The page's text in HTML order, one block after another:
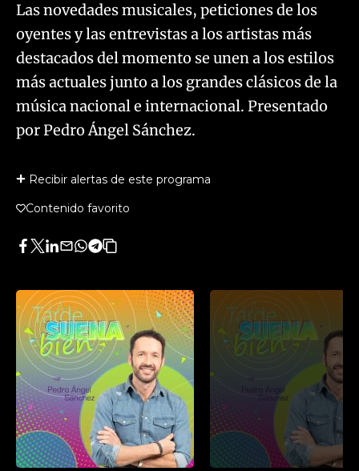
Las novedades musicales, peticiones de los
oyentes y las entrevistas a los artistas más
destacados del momento se unen a los estilos
más actuales junto a los grandes clásicos de la
música nacional e internacional. Presentado
por Pedro Ángel Sánchez.
Recibir alertas de este programa
Contenido favorito
Facebook
Twitter
LinkedIn
Enviar
Whatsapp
Telegram
Copiar
artículo